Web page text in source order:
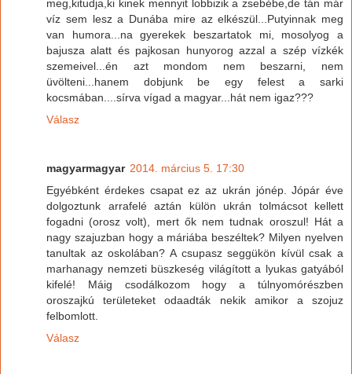
meg,kitudja,ki kinek mennyit lobbizik a zsebébe,de tán már
víz sem lesz a Dunába mire az elkészül...Putyinnak meg
van humora...na gyerekek beszartatok mi, mosolyog a
bajusza alatt és pajkosan hunyorog azzal a szép vízkék
szemeivel...én azt mondom nem beszarni, nem
üvölteni...hanem dobjunk be egy felest a sarki
kocsmában....sírva vígad a magyar...hát nem igaz???
Válasz
magyarmagyar 2014. március 5. 17:30
Egyébként érdekes csapat ez az ukrán jónép. Jópár éve
dolgoztunk arrafelé aztán külön ukrán tolmácsot kellett
fogadni (orosz volt), mert ők nem tudnak oroszul! Hát a
nagy szajuzban hogy a máriába beszéltek? Milyen nyelven
tanultak az oskolában? A csupasz seggükön kívül csak a
marhanagy nemzeti büszkeség világított a lyukas gatyából
kifelé! Máig csodálkozom hogy a túlnyomórészben
oroszajkú területeket odaadták nekik amikor a szojuz
felbomlott.
Válasz